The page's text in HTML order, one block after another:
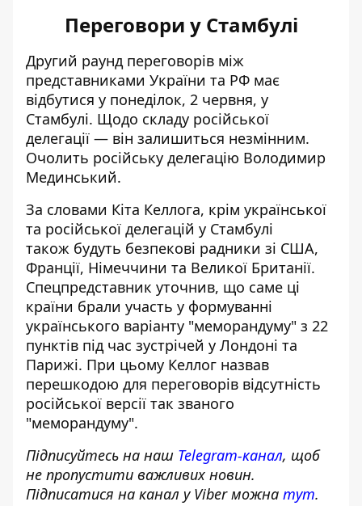
Переговори у Стамбулі
Другий раунд переговорів між
представниками України та РФ має
відбутися у понеділок, 2 червня, у
Стамбулі. Щодо складу російської
делегації — він залишиться незмінним.
Очолить російську делегацію Володимир
Мединський.
За словами Кіта Келлога, крім української
та російської делегацій у Стамбулі
також будуть безпекові радники зі США,
Франції, Німеччини та Великої Британії.
Спецпредставник уточнив, що саме ці
країни брали участь у формуванні
українського варіанту "меморандуму" з 22
пунктів під час зустрічей у Лондоні та
Парижі. При цьому Келлог назвав
перешкодою для переговорів відсутність
російської версії так званого
"меморандуму".
Підписуйтесь на наш Telegram-канал, щоб
не пропустити важливих новин.
Підписатися на канал у Viber можна тут.